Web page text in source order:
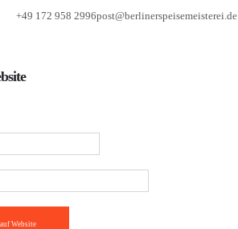
+49 172 958 2996post@berlinerspeisemeisterei.de
Website